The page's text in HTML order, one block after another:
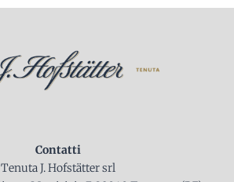
Contatti
Tenuta J. Hofstätter srl